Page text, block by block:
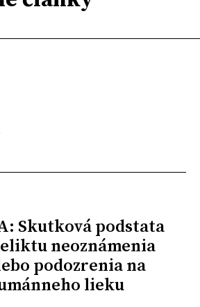
Skutková podstata
neoznámenia
podozrenia na
lieku